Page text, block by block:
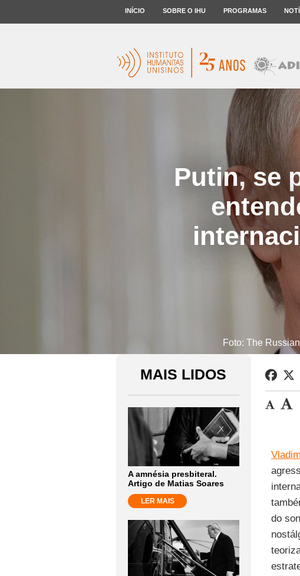
INÍCIO SOBRE O IHU PROGRAMAS
Putin, se
Foto: The
MAIS LIDOS
A amnésia presbiteral.
Artigo de Matias Soares
LER MAIS
do